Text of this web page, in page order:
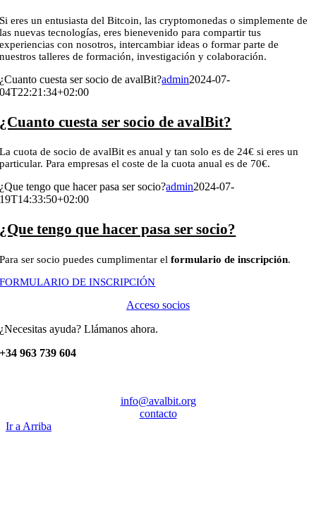
Si eres un entusiasta del Bitcoin, las cryptomonedas o simplemente de
las nuevas tecnologías, eres bienevenido para compartir tus
experiencias con nosotros, intercambiar ideas o formar parte de
nuestros talleres de formación, investigación y colaboración.
¿Cuanto cuesta ser socio de avalBit?admin2024-07-
04T22:21:34+02:00
¿Cuanto cuesta ser socio de avalBit?
La cuota de socio de avalBit es anual y tan solo es de 24€ si eres un
particular. Para empresas el coste de la cuota anual es de 70€.
¿Que tengo que hacer pasa ser socio?admin2024-07-
19T14:33:50+02:00
¿Que tengo que hacer pasa ser socio?
Para ser socio puedes cumplimentar elformulario de inscripción.
FORMULARIO DE INSCRIPCIÓN
Acceso socios
¿Necesitas ayuda? Llámanos ahora.
+34 963 739 604
info@avalbit.org
contacto
Ir a Arriba